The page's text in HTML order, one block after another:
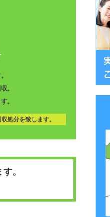
。
。
処分を致します。
。